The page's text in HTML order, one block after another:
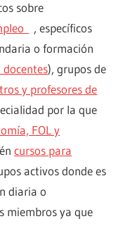
sobre
, específicos
o formación
), grupos de
y profesores de
por la que
FOL y
cursos para
activos donde es
diaria o
miembros ya que